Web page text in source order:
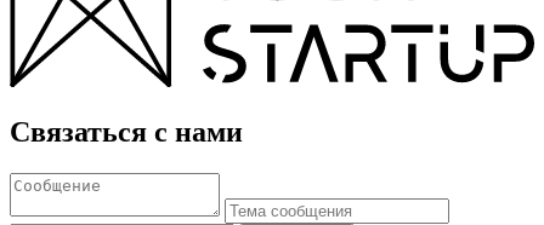
Связаться с нами